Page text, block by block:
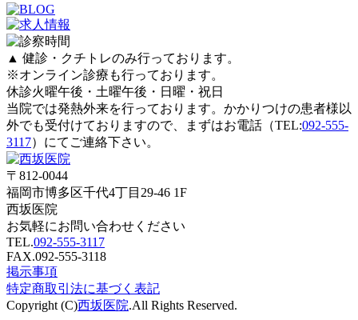
▲ 健診・クチトレのみ行っております。
※オンライン診療も行っております。
休診火曜午後・土曜午後・日曜・祝日
当院では発熱外来を行っております。かかりつけの患者様以
外でも受付けておりますので、まずはお電話（TEL:092-555-
3117）にてご連絡下さい。
〒812-0044
福岡市博多区千代4丁目29-46 1F
西坂医院
お気軽にお問い合わせください
TEL.092-555-3117
FAX.092-555-3118
掲示事項
特定商取引法に基づく表記
Copyright (C)西坂医院.All Rights Reserved.